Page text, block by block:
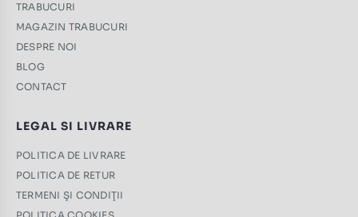
TRABUCURI
MAGAZIN TRABUCURI
DESPRE NOI
BLOG
CONTACT
LEGAL SI LIVRARE
POLITICA DE LIVRARE
POLITICA DE RETUR
TERMENI ŞI CONDIŢII